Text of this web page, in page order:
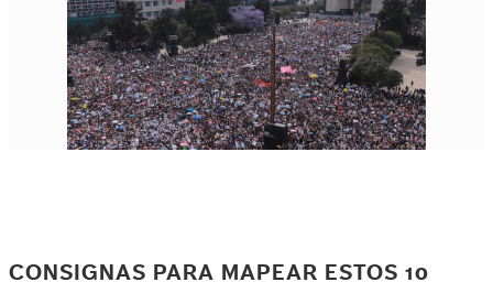
CONSIGNAS PARA MAPEAR ESTOS 10